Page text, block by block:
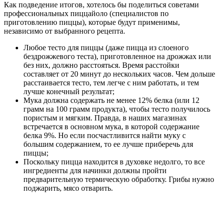
Как подведение итогов, хотелось бы поделиться советами
профессиональных пиццайоло (специалистов по
приготовлению пиццы), которые будут применимы,
независимо от выбранного рецепта.
Любое тесто для пиццы (даже пицца из слоеного
бездрожжевого теста), приготовленное на дрожжах или
без них, должно расстояться. Время расстойки
составляет от 20 минут до нескольких часов. Чем дольше
расстаивается тесто, тем легче с ним работать, и тем
лучше конечный результат;
Мука должна содержать не менее 12% белка (или 12
грамм на 100 грамм продукта), чтобы тесто получилось
пористым и мягким. Правда, в наших магазинах
встречается в основном мука, в которой содержание
белка 9%. Но если посчастливится найти муку с
большим содержанием, то ее лучше приберечь для
пиццы;
Поскольку пицца находится в духовке недолго, то все
ингредиенты для начинки должны пройти
предварительную термическую обработку. Грибы нужно
поджарить, мясо отварить.